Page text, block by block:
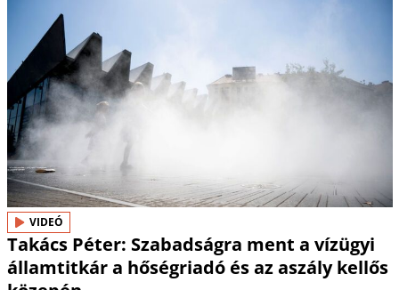
VIDEÓ
Takács Péter: Szabadságra ment a vízügyi
államtitkár a hőségriadó és az aszály kellős